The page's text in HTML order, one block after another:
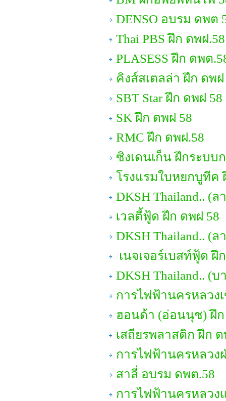
DENSO อบรม ดพต
Thai PBS ฝึก ดพฝ.58
PLASESS ฝึก ดพต
คิงส์สเตลล่า ฝึก ดพฝ
SBT Star ฝึก ดพฝ 58
SK ฝึก ดพฝ 58
RMC ฝึก ดพฝ.58
ซิงเดนเก็น ฝึกระบ
โรงแรมใบหยกบูทีค
DKSH Thailand.. (
เวลตี้ฟู้ด ฝึก ดพฝ 58
DKSH Thailand.. (ล
เนจเจอร์เบสท์ฟู้ด ฝึ
DKSH Thailand.. (บ
การไฟฟ้านครหลวง
ฮอนด้า (อ่อนนุช) ฝึก
เสถียรพลาสติก ฝึก ด
การไฟฟ้านครหลวง
สาลี่ อบรม ดพต.58
การไฟฟ้านครหลว